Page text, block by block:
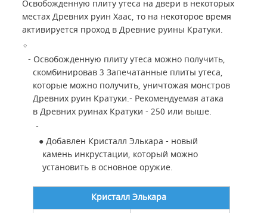
Освобожденную плиту утеса на двери в некоторых
местах Древних руин Хаас, то на некоторое время
активируется проход в Древние руины Кратуки.
- Освобожденную плиту утеса можно получить,
скомбинировав 3 Запечатанные плиты утеса,
которые можно получить, уничтожая монстров
Древних руин Кратуки.- Рекомендуемая атака
в Древних руинах Кратуки - 250 или выше.
●Добавлен Кристалл Элькара - новый
камень инкрустации, который можно
установить в основное оружие.
Кристалл Элькара